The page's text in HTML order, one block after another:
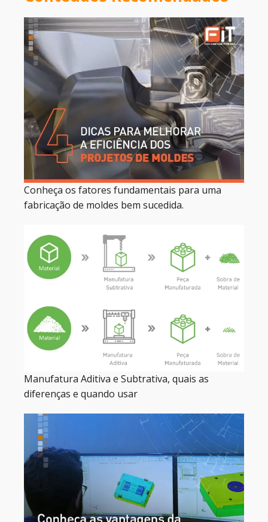
Conheça os fatores fundamentais para uma
fabricação de moldes bem sucedida.
Manufatura Aditiva e Subtrativa, quais as
diferenças e quando usar